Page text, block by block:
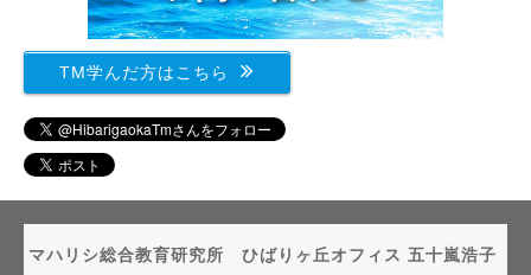
TM学んだ方はこちら
マハリシ総合教育研究所 ひばりヶ丘オフィス 五十嵐浩子